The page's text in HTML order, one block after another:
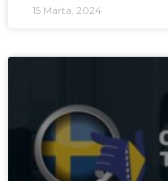
15 Marta, 2024